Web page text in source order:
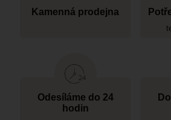
Kamenná prodejna
Odesíláme do 24
hodin